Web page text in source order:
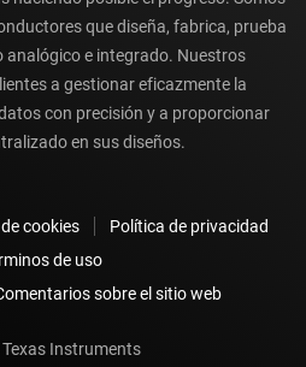
que diseña, fabrica, prueba
analógico e integrado. Nuestros
a gestionar eficazmente la
con precisión y a proporcionar
en sus diseños.
cookies
Política de privacidad
de uso
sobre el sitio web
Texas Instruments